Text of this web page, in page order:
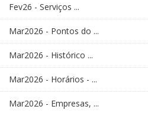
Fev26 - Serviços ...
Mar2026 - Pontos do ...
Mar2026 - Histórico ...
Mar2026 - Horários - ...
Mar2026 - Empresas, ...